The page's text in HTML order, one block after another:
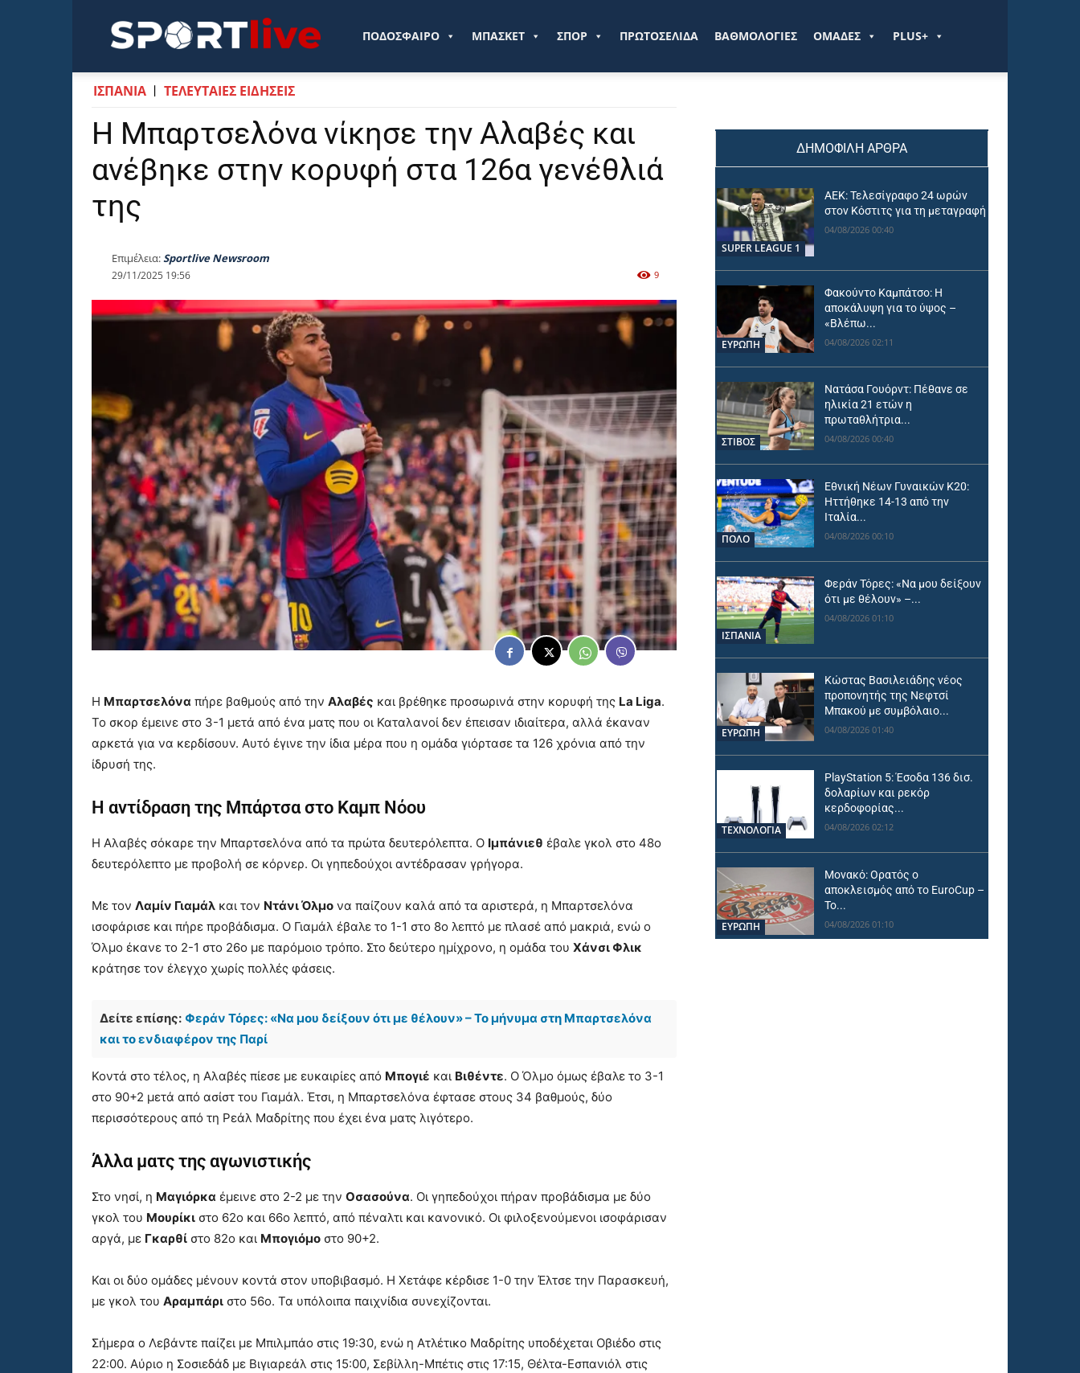
Sportlive.grΠΟΔΟΣΦΑΙΡΟ ΜΠΑΣΚΕΤ ΣΠΟΡ ΠΡΩΤΟΣΕΛΙΔΑ ΒΑΘΜΟΛΟΓΙΕΣ ΟΜΑΔΕΣ PLUS+
ΙΣΠΑΝΙΑ ΤΕΛΕΥΤΑΙΕΣ ΕΙΔΗΣΕΙΣ
Η Μπαρτσελόνα νίκησε την Αλαβές και
ανέβηκε στην κορυφή στα 126α γενέθλιά
της
Επιμέλεια:Sportlive Newsroom
29/11/2025 19:56 9
Η Μπαρτσελόνα πήρε βαθμούς από την Αλαβές και βρέθηκε προσωρινά στην κορυφή της La Liga.
Το σκορ έμεινε στο 3-1 μετά από ένα ματς που οι Καταλανοί δεν έπεισαν ιδιαίτερα, αλλά έκαναν
αρκετά για να κερδίσουν. Αυτό έγινε την ίδια μέρα που η ομάδα γιόρτασε τα 126 χρόνια από την
ίδρυσή της.
Η αντίδραση της Μπάρτσα στο Καμπ Νόου
Η Αλαβές σόκαρε την Μπαρτσελόνα από τα πρώτα δευτερόλεπτα. Ο Ιμπάνιεθ έβαλε γκολ στο 48ο
δευτερόλεπτο με προβολή σε κόρνερ. Οι γηπεδούχοι αντέδρασαν γρήγορα.
Με τον Λαμίν Γιαμάλ και τον Ντάνι Όλμο να παίζουν καλά από τα αριστερά, η Μπαρτσελόνα
ισοφάρισε και πήρε προβάδισμα. Ο Γιαμάλ έβαλε το 1-1 στο 8ο λεπτό με πλασέ από μακριά, ενώ ο
Όλμο έκανε το 2-1 στο 26ο με παρόμοιο τρόπο. Στο δεύτερο ημίχρονο, η ομάδα του Χάνσι Φλικ
κράτησε τον έλεγχο χωρίς πολλές φάσεις.
Δείτε επίσης: Φεράν Τόρες: «Να μου δείξουν ότι με θέλουν» – Το μήνυμα στη Μπαρτσελόνα
και το ενδιαφέρον της Παρί
Κοντά στο τέλος, η Αλαβές πίεσε με ευκαιρίες από Μπογιέ και Βιθέντε. Ο Όλμο όμως έβαλε το 3-1
στο 90+2 μετά από ασίστ του Γιαμάλ. Έτσι, η Μπαρτσελόνα έφτασε στους 34 βαθμούς, δύο
περισσότερους από τη Ρεάλ Μαδρίτης που έχει ένα ματς λιγότερο.
Άλλα ματς της αγωνιστικής
Στο νησί, η Μαγιόρκα έμεινε στο 2-2 με την Οσασούνα. Οι γηπεδούχοι πήραν προβάδισμα με δύο
γκολ του Μουρίκι στο 62ο και 66ο λεπτό, από πέναλτι και κανονικό. Οι φιλοξενούμενοι ισοφάρισαν
αργά, με Γκαρθί στο 82ο και Μπογιόμο στο 90+2.
Και οι δύο ομάδες μένουν κοντά στον υποβιβασμό. Η Χετάφε κέρδισε 1-0 την Έλτσε την Παρασκευή,
με γκολ του Αραμπάρι στο 56ο. Τα υπόλοιπα παιχνίδια συνεχίζονται.
Σήμερα ο Λεβάντε παίζει με Μπιλμπάο στις 19:30, ενώ η Ατλέτικο Μαδρίτης υποδέχεται Οβιέδο στις
22:00. Αύριο η Σοσιεδάδ με Βιγιαρεάλ στις 15:00, Σεβίλλη-Μπέτις στις 17:15, Θέλτα-Εσπανιόλ στις
ΔΗΜΟΦΙΛΗ ΑΡΘΡΑ
SUPER LEAGUE 1
ΑΕΚ: Τελεσίγραφο 24 ωρών
στον Κόστιτς για τη μεταγραφή
04/08/2026 00:40
ΕΥΡΩΠΗ
Φακούντο Καμπάτσο: Η
αποκάλυψη για το ύψος –
«Βλέπω...
04/08/2026 02:11
ΣΤΙΒΟΣ
Νατάσα Γουόρντ: Πέθανε σε
ηλικία 21 ετών η
πρωταθλήτρια...
04/08/2026 00:40
ΠΟΛΟ
Εθνική Νέων Γυναικών Κ20:
Ηττήθηκε 14-13 από την
Ιταλία...
04/08/2026 00:10
ΙΣΠΑΝΙΑ
Φεράν Τόρες: «Να μου δείξουν
ότι με θέλουν» –...
04/08/2026 01:10
ΕΥΡΩΠΗ
Κώστας Βασιλειάδης νέος
προπονητής της Νεφτσί
Μπακού με συμβόλαιο...
04/08/2026 01:40
ΤΕΧΝΟΛΟΓΙΑ
PlayStation 5: Έσοδα 136 δισ.
δολαρίων και ρεκόρ
κερδοφορίας...
04/08/2026 02:12
ΕΥΡΩΠΗ
Μονακό: Ορατός ο
αποκλεισμός από το EuroCup –
Το...
04/08/2026 01:10